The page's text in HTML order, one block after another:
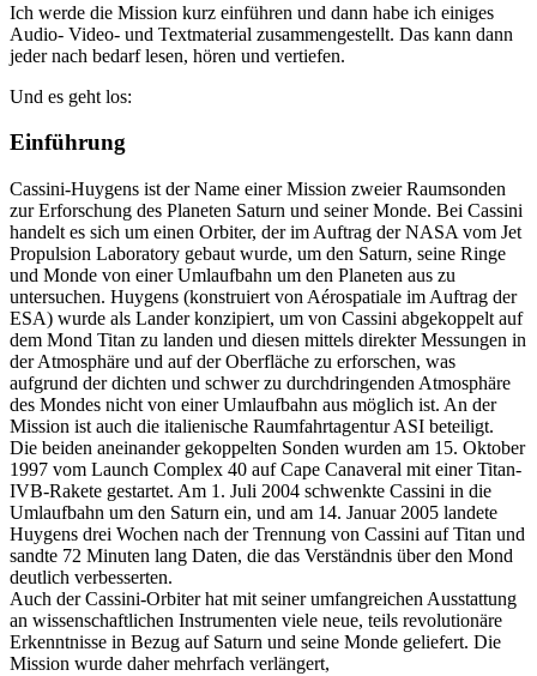
Ich werde die Mission kurz einführen und dann habe ich einiges
Audio- Video- und Textmaterial zusammengestellt. Das kann dann
jeder nach bedarf lesen, hören und vertiefen.
Und es geht los:
Einführung
Cassini-Huygens ist der Name einer Mission zweier Raumsonden
zur Erforschung des Planeten Saturn und seiner Monde. Bei Cassini
handelt es sich um einen Orbiter, der im Auftrag der NASA vom Jet
Propulsion Laboratory gebaut wurde, um den Saturn, seine Ringe
und Monde von einer Umlaufbahn um den Planeten aus zu
untersuchen. Huygens (konstruiert von Aérospatiale im Auftrag der
ESA) wurde als Lander konzipiert, um von Cassini abgekoppelt auf
dem Mond Titan zu landen und diesen mittels direkter Messungen in
der Atmosphäre und auf der Oberfläche zu erforschen, was
aufgrund der dichten und schwer zu durchdringenden Atmosphäre
des Mondes nicht von einer Umlaufbahn aus möglich ist. An der
Mission ist auch die italienische Raumfahrtagentur ASI beteiligt.
Die beiden aneinander gekoppelten Sonden wurden am 15. Oktober
1997 vom Launch Complex 40 auf Cape Canaveral mit einer Titan-
IVB-Rakete gestartet. Am 1. Juli 2004 schwenkte Cassini in die
Umlaufbahn um den Saturn ein, und am 14. Januar 2005 landete
Huygens drei Wochen nach der Trennung von Cassini auf Titan und
sandte 72 Minuten lang Daten, die das Verständnis über den Mond
deutlich verbesserten.
Auch der Cassini-Orbiter hat mit seiner umfangreichen Ausstattung
an wissenschaftlichen Instrumenten viele neue, teils revolutionäre
Erkenntnisse in Bezug auf Saturn und seine Monde geliefert. Die
Mission wurde daher mehrfach verlängert,